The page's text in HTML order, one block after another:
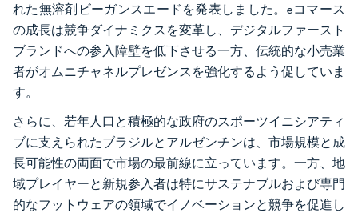
れた無溶剤ビーガンスエードを発表しました。eコマース
の成長は競争ダイナミクスを変革し、デジタルファースト
ブランドへの参入障壁を低下させる一方、伝統的な小売業
者がオムニチャネルプレゼンスを強化するよう促していま
す。
さらに、若年人口と積極的な政府のスポーツイニシアティ
ブに支えられたブラジルとアルゼンチンは、市場規模と成
長可能性の両面で市場の最前線に立っています。一方、地
域プレイヤーと新規参入者は特にサステナブルおよび専門
的なフットウェアの領域でイノベーションと競争を促進し